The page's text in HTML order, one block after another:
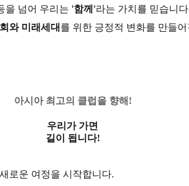
을 넘어 우리는 '함께'라는 가치를 믿습니
와 미래세대 를 위한 긍정적 변화를 만들
아시아 최고의 클럽을 향해!
우리가 가면
길이 됩니다!
로운 여정을 시작합니다.